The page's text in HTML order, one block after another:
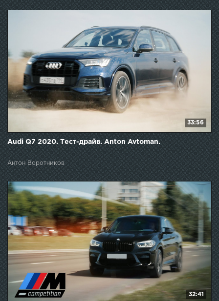
33:56
Audi Q7 2020. Тест-драйв. Anton Avtoman.
Антон Воротников
32:41